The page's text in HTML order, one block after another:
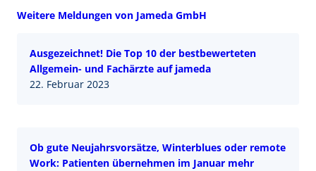
Weitere Meldungen von Jameda GmbH
Ausgezeichnet! Die Top 10 der bestbewerteten
Allgemein- und Fachärzte auf jameda
22. Februar 2023
Ob gute Neujahrsvorsätze, Winterblues oder remote
Work: Patienten übernehmen im Januar mehr